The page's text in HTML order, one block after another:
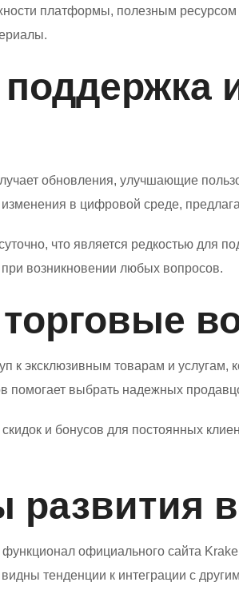
платформы, полезным ресурсом
обновления, улучшающие
изменения в цифровой среде,
что является редкостью для
возникновении любых вопросов.
к эксклюзивным товарам и услугам,
помогает выбрать надежных
и бонусов для постоянных
развития
функционал официального сайта
тенденции к интеграции с